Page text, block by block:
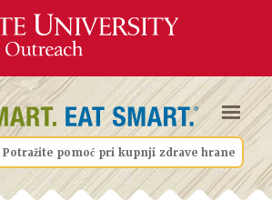
Potražite pomoć pri kupnji zdrave hrane